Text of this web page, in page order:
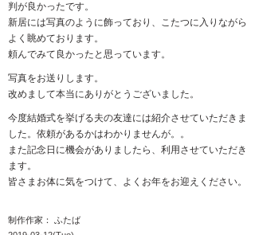
判が良かったです。
新居には写真のように飾っており、こたつに入りながら
よく眺めております。
頼んでみて良かったと思っています。
写真をお送りします。
改めまして本当にありがとうございました。
今度結婚式を挙げる夫の友達には紹介させていただきま
した。依頼があるかはわかりませんが。。
また記念日に機会がありましたら、利用させていただき
ます。
皆さまお体に気をつけて、よくお年をお迎えください。
制作作家： ふたば